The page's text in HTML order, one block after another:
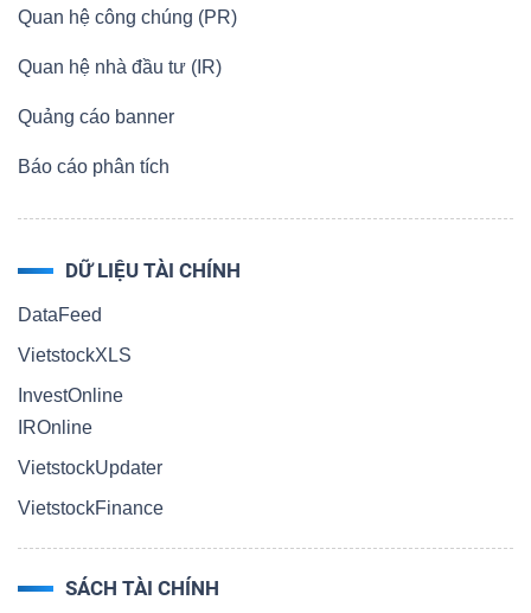
Quan hệ công chúng (PR)
Quan hệ nhà đầu tư (IR)
Quảng cáo banner
Báo cáo phân tích
DỮ LIỆU TÀI CHÍNH
DataFeed
VietstockXLS
InvestOnline
IROnline
VietstockUpdater
VietstockFinance
SÁCH TÀI CHÍNH